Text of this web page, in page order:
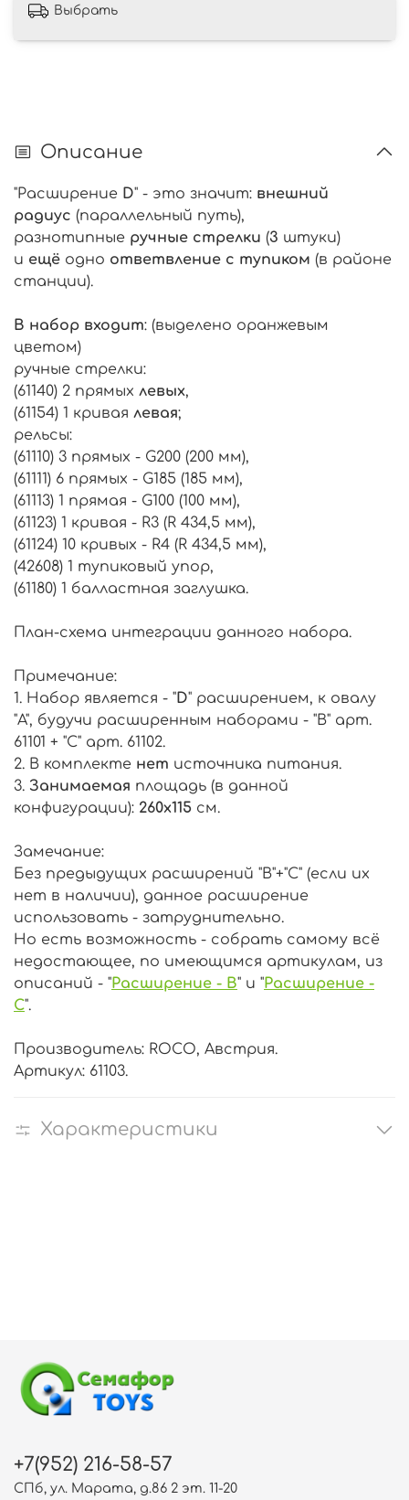
Выбрать
Описание
"Расширение D" - это значит: внешний
радиус (параллельный путь),
разнотипные ручные стрелки (3 штуки)
и ещё одно ответвление с тупиком (в районе
станции).
В набор входит: (выделено оранжевым
цветом)
ручные стрелки:
(61140) 2 прямых левых,
(61154) 1 кривая левая;
рельсы:
(61110) 3 прямых - G200 (200 мм),
(61111) 6 прямых - G185 (185 мм),
(61113) 1 прямая - G100 (100 мм),
(61123) 1 кривая - R3 (R 434,5 мм),
(61124) 10 кривых - R4 (R 434,5 мм),
(42608) 1 тупиковый упор,
(61180) 1 балластная заглушка.
План-схема интеграции данного набора.
Примечание:
1. Набор является - "D" расширением, к овалу
"A", будучи расширенным наборами - "B" арт.
61101 + "C" арт. 61102.
2. В комплекте нет источника питания.
3. Занимаемая площадь (в данной
конфигурации): 260х115 см.
Замечание:
Без предыдущих расширений "B"+"C" (если их
нет в наличии), данное расширение
использовать - затруднительно.
Но есть возможность - собрать самому всё
недостающее, по имеющимся артикулам, из
описаний - "Расширение - B" и "Расширение -
C".
Производитель: ROCO, Австрия.
Артикул: 61103.
Характеристики
+7(952) 216-58-57
СПб, ул. Марата, д.86 2 эт. 11-20